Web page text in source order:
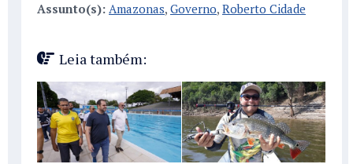
Assunto(s): Amazonas, Governo, Roberto Cidade
Leia também: